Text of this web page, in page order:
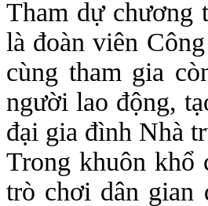
Tham dự chương
là đoàn viên
cùng tham gia
người lao động,
đại gia đình Nhà
Trong khuôn khổ
trò chơi dân gian